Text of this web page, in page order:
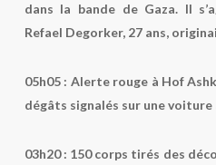
dans la bande de Gaza. Il
Refael Degorker, 27 ans,
05h05: Alerte rouge à Hof
dégâts signalés sur une voiture
03h20: 150 corps tirés des